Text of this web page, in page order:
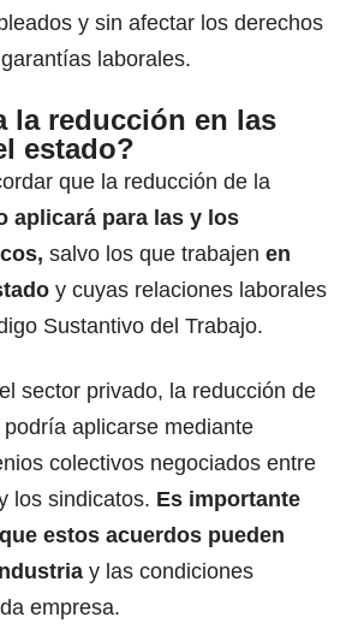
y sin afectar los derechos
laborales.
la reducción en las
estado?
que la reducción de la
aplicará para las y los
salvo los que trabajen en
y cuyas relaciones laborales
Sustantivo del Trabajo.
sector privado, la reducción de
aplicarse mediante
colectivos negociados entre
los sindicatos. Es importante
estos acuerdos pueden
y las condiciones
empresa.